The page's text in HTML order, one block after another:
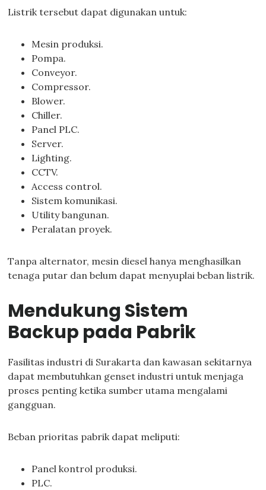
Listrik tersebut dapat digunakan untuk:
Mesin produksi.
Pompa.
Conveyor.
Compressor.
Blower.
Chiller.
Panel PLC.
Server.
Lighting.
CCTV.
Access control.
Sistem komunikasi.
Utility bangunan.
Peralatan proyek.
Tanpa alternator, mesin diesel hanya menghasilkan
tenaga putar dan belum dapat menyuplai beban listrik.
Mendukung Sistem
Backup pada Pabrik
Fasilitas industri di Surakarta dan kawasan sekitarnya
dapat membutuhkan genset industri untuk menjaga
proses penting ketika sumber utama mengalami
gangguan.
Beban prioritas pabrik dapat meliputi:
Panel kontrol produksi.
PLC.